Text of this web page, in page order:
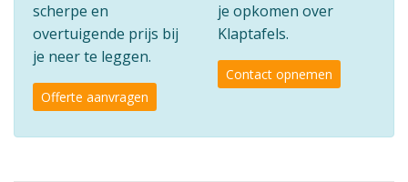
scherpe en
overtuigende prijs bij
je neer te leggen.
Offerte aanvragen
je opkomen over
Klaptafels.
Contact opnemen